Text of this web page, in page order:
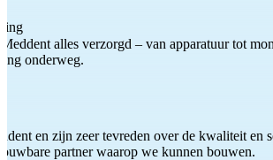
alles verzorgd – van apparatuur tot
onderweg.
en zijn zeer tevreden over de kwaliteit
partner waarop we kunnen bouwen.